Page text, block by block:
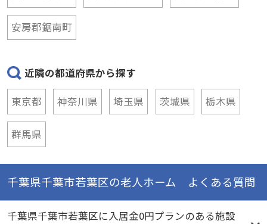
安房郡鋸南町
近隣の都道府県から探す
東京都
神奈川県 埼玉県 茨城県 栃木県
群馬県
千葉県千葉市若葉区の老人ホーム よくある質問
千葉県千葉市若葉区に入居金0円プランのある施設